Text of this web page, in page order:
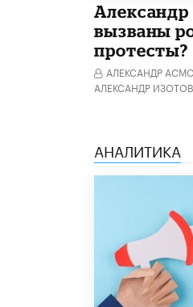
вызваны
протесты?
АЛЕКСАНДР
АЛЕКСАНДР
АНАЛИТИКА